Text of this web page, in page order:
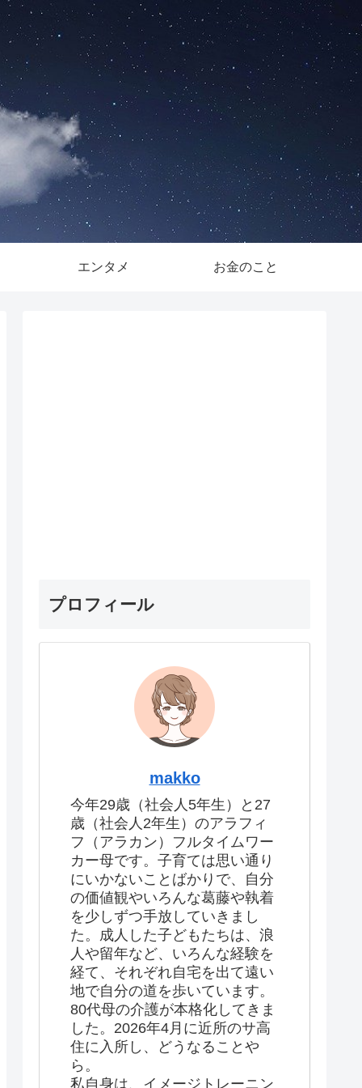
エンタメ お金のこと
プロフィール
makko
今年29歳（社会人5年生）と27
歳（社会人2年生）のアラフィ
フ（アラカン）フルタイムワー
カー母です。子育ては思い通り
にいかないことばかりで、自分
の価値観やいろんな葛藤や執着
を少しずつ手放していきまし
た。成人した子どもたちは、浪
人や留年など、いろんな経験を
経て、それぞれ自宅を出て遠い
地で自分の道を歩いています。
80代母の介護が本格化してきま
した。2026年4月に近所のサ高
住に入所し、どうなることや
ら。
私自身は、イメージトレーニン